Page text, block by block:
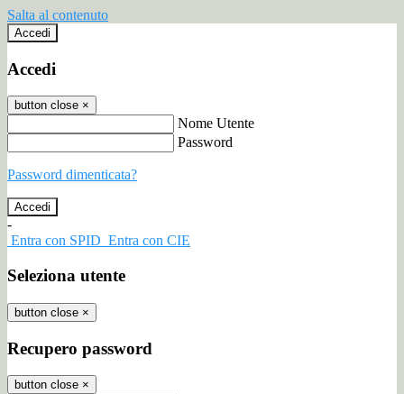
Salta al contenuto
Accedi
Accedi
button close ×
Nome Utente
Password
Password dimenticata?
-
Entra con SPID Entra con CIE
Seleziona utente
button close ×
Recupero password
button close ×